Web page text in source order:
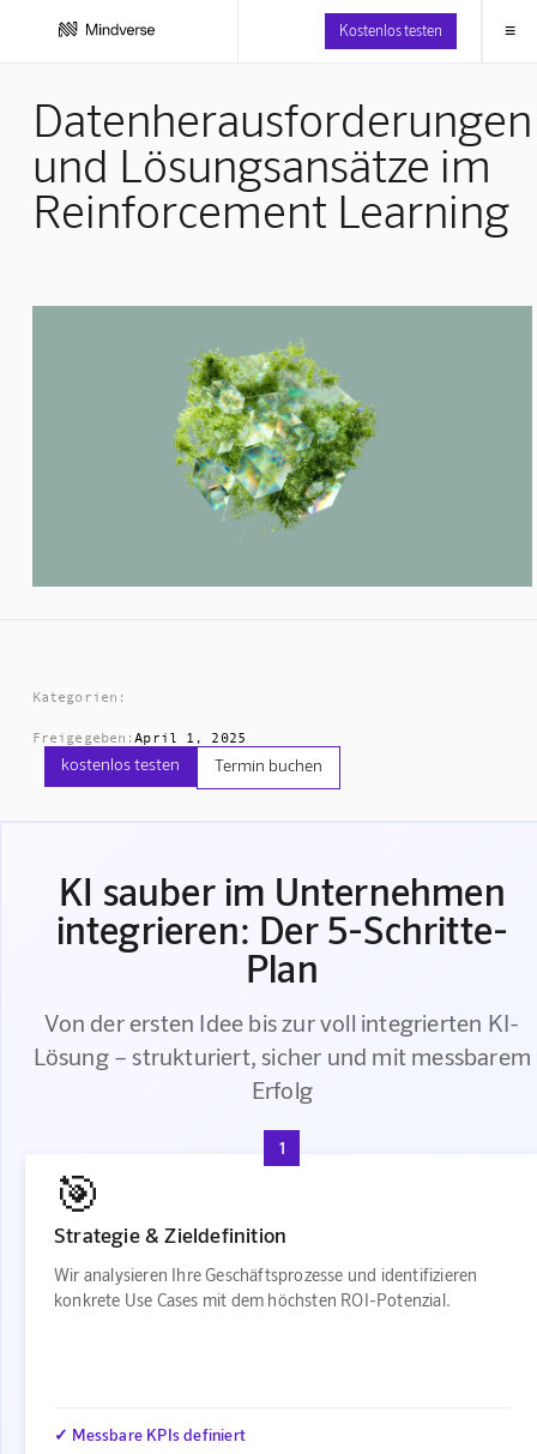
Kostenlos testen ≡
Datenherausforderungen
und Lösungsansätze im
Reinforcement Learning
Kategorien:
Freigegeben:April 1, 2025
kostenlos testen Termin buchen
KI sauber im Unternehmen
integrieren: Der 5-Schritte-
Plan
Von der ersten Idee bis zur voll integrierten KI-
Lösung – strukturiert, sicher und mit messbarem
Erfolg
1
🎯
Strategie & Zieldefinition
Wir analysieren Ihre Geschäftsprozesse und identifizieren
konkrete Use Cases mit dem höchsten ROI-Potenzial.
✓ Messbare KPIs definiert